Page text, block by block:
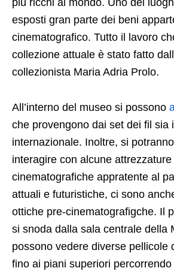
esposti gran parte dei beni
cinematografico. Tutto il lavoro
collezione attuale è stato fatto
collezionista Maria Adria Prolo.
All’interno del museo si possono
che provengono dai set dei fil sia
internazionale. Inoltre, si
interagire con alcune attrezzature
cinematografiche appratente al
attuali e futuristiche, ci sono
ottiche pre-cinematografigche. Il
si snoda dalla sala centrale della
possono vedere diverse pellicole
fino ai piani superiori